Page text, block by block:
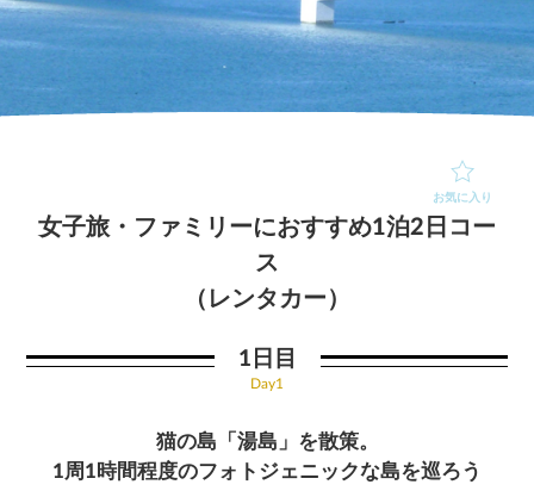
女子旅・ファミリーにおすすめ1泊2日コー
ス
（レンタカー）
お気に入り
1日目
Day1
猫の島「湯島」を散策。
1周1時間程度のフォトジェニックな島を巡ろう